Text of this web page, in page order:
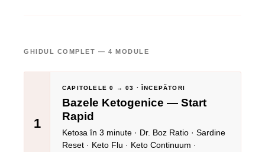
GHIDUL COMPLET — 4 MODULE
1
CAPITOLELE 0 → 03 · ÎNCEPĂTORI
Bazele Ketogenice — Start
Rapid
Ketoза în 3 minute · Dr. Boz Ratio · Sardine
Reset · Keto Flu · Keto Continuum ·